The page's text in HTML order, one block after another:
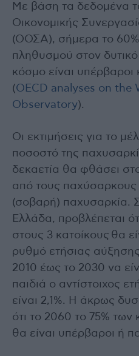
Με βάση τα δεδομένα
Οικονομικής
(ΟΟΣΑ), σήμερα το 60%
πληθυσμού στον
κόσμο είναι υπέρβαροι
(OECD analyses on the
Observatory).
Οι εκτιμήσεις για το
ποσοστό της
δεκαετία θα φθάσει
από τους
(σοβαρή) παχυσαρκία.
Ελλάδα, προβλέπεται
στους 3 κατοίκους θα
ρυθμό ετήσιας
2010 έως το 2030 να
παιδιά ο αντίστοιχος
είναι 2,1%. Η άκρως
ότι το 2060 το 75%
θα είναι υπέρβαροι ή